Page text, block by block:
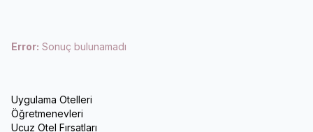
Error: Sonuç bulunamadı
Uygulama Otelleri
Öğretmenevleri
Ucuz Otel Fırsatları